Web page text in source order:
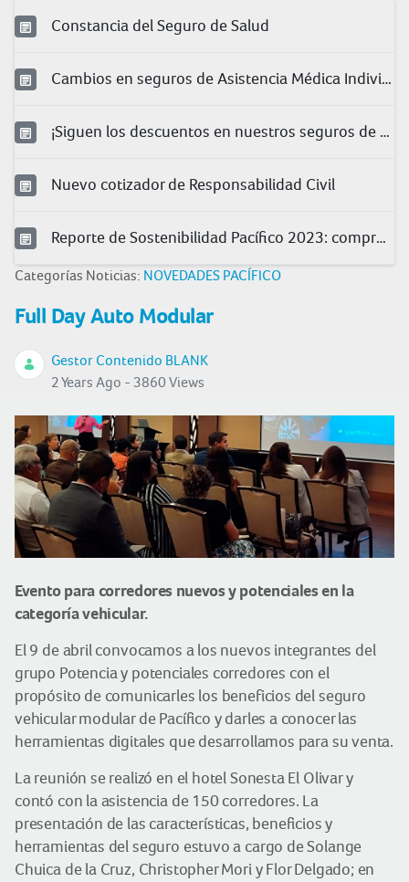
Constancia del Seguro de Salud
Cambios en seguros de Asistencia Médica Individual
¡Siguen los descuentos en nuestros seguros de salud!
Nuevo cotizador de Responsabilidad Civil
Reporte de Sostenibilidad Pacífico 2023: compromiso con la sociedad
Categorías Noticias: NOVEDADES PACÍFICO
Full Day Auto Modular
Gestor Contenido BLANK
2 Years Ago - 3860 Views
Evento para corredores nuevos y potenciales en la
categoría vehicular.
El 9 de abril convocamos a los nuevos integrantes del
grupo Potencia y potenciales corredores con el
propósito de comunicarles los beneficios del seguro
vehicular modular de Pacífico y darles a conocer las
herramientas digitales que desarrollamos para su venta.
La reunión se realizó en el hotel Sonesta El Olivar y
contó con la asistencia de 150 corredores. La
presentación de las características, beneficios y
herramientas del seguro estuvo a cargo de Solange
Chuica de la Cruz, Christopher Mori y Flor Delgado; en